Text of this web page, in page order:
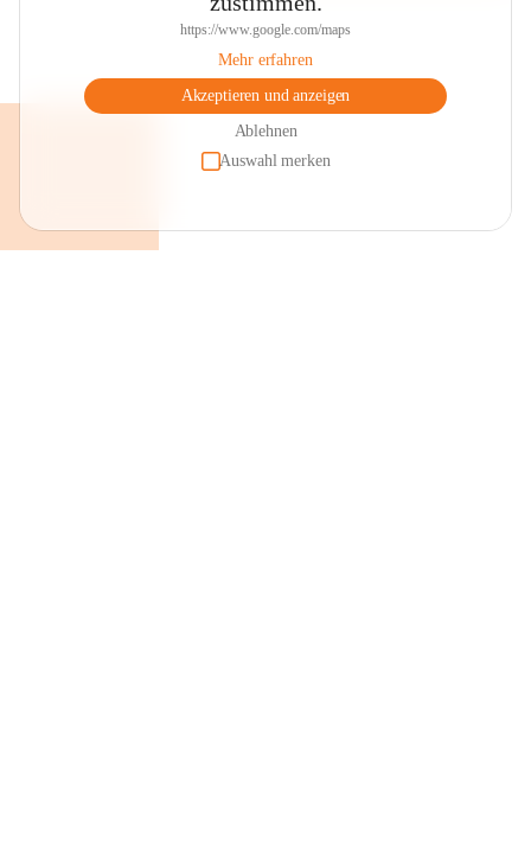
https://www.google.com/maps
Mehr erfahren
Akzeptieren und anzeigen
Ablehnen
Auswahl merken